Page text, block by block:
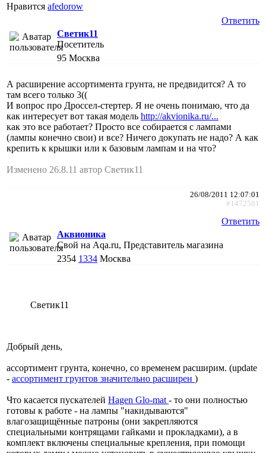
Нравится afedorow
Ответить
Светик11
Посетитель
95 Москва
А расширение ассортимента грунта, не предвидится? А то
там всего только 3((
И вопрос про Дроссел-стертер. Я не очень понимаю, что да
как интересует вот такая модель http://akvionika.ru/...
как это все работает? Просто все собирается с лампами
(лампы конечно свои) и все? Ничего докупать не надо? А как
крепить к крышки или к базовым лампам и на что?
Изменено 26.8.11 автор Светик11
26/08/2011 12:07:01
#1472581
Ответить
Аквионика
Свой на Aqa.ru, Представитель магазина
2354 1334 Москва
Светик11
Добрый день,
ассортимент грунта, конечно, со временем расширим. (update
- ассортимент грунтов значительно расширен )
Что касается пускателей Hagen Glo-mat - то они полностью
готовы к работе - на лампы "накидываются"
влагозащищённые патроны (они закрепляются
специальными контрящами гайками и прокладками), а в
комплект включены специальные крепления, при помощи